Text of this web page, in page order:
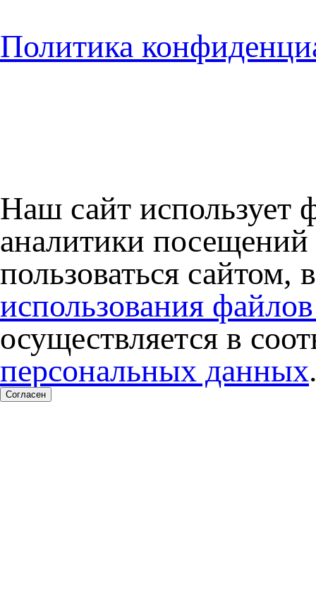
Политика
Наш сайт использует
аналитики
пользоваться
использования
осуществляется в
персональных данных
Согласен